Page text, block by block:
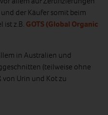
der Käufer somit beim
ist z.B. GOTS (Global Organic
in Australien und
(teilweise ohne
Urin und Kot zu